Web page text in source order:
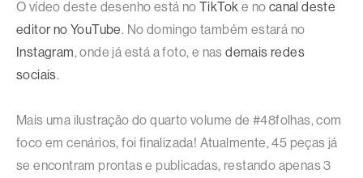
O vídeo deste desenho está no TikTok e no canal deste
editor no YouTube. No domingo também estará no
Instagram, onde já está a foto, e nasdemais redes
sociais.
Mais uma ilustração do quarto volume de #48folhas, com
foco em cenários, foi finalizada! Atualmente, 45 peças já
se encontram prontas e publicadas, restando apenas 3